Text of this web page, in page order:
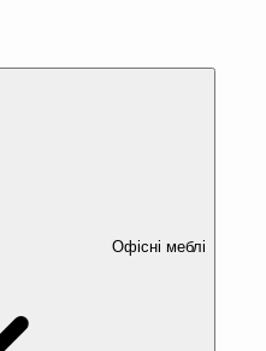
Офісні меблі